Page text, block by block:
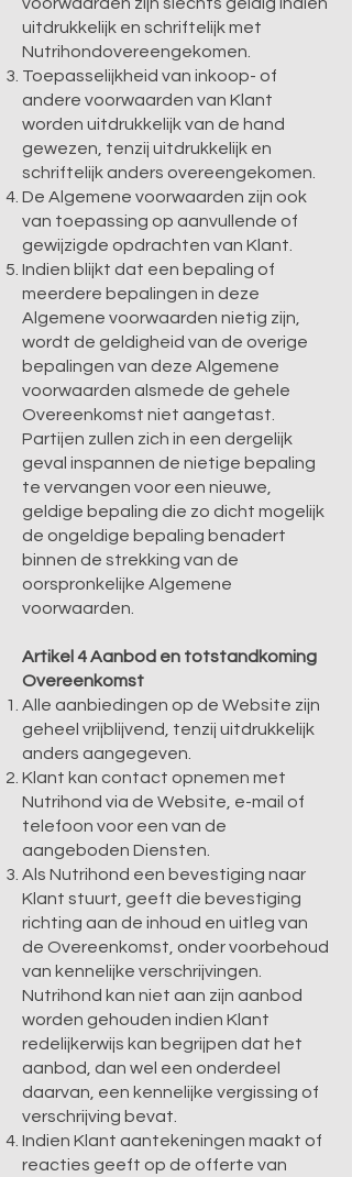
uitdrukkelijk en schriftelijk met
Nutrihondovereengekomen.
Toepasselijkheid van inkoop- of
andere voorwaarden van Klant
worden uitdrukkelijk van de hand
gewezen, tenzij uitdrukkelijk en
schriftelijk anders overeengekomen.
De Algemene voorwaarden zijn ook
van toepassing op aanvullende of
gewijzigde opdrachten van Klant.
Indien blijkt dat een bepaling of
meerdere bepalingen in deze
Algemene voorwaarden nietig zijn,
wordt de geldigheid van de overige
bepalingen van deze Algemene
voorwaarden alsmede de gehele
Overeenkomst niet aangetast.
Partijen zullen zich in een dergelijk
geval inspannen de nietige bepaling
te vervangen voor een nieuwe,
geldige bepaling die zo dicht mogelijk
de ongeldige bepaling benadert
binnen de strekking van de
oorspronkelijke Algemene
voorwaarden.
Artikel 4 Aanbod en totstandkoming
Overeenkomst
Alle aanbiedingen op de Website zijn
geheel vrijblijvend, tenzij uitdrukkelijk
anders aangegeven.
Klant kan contact opnemen met
Nutrihond via de Website, e-mail of
telefoon voor een van de
aangeboden Diensten.
Als Nutrihond een bevestiging naar
Klant stuurt, geeft die bevestiging
richting aan de inhoud en uitleg van
de Overeenkomst, onder voorbehoud
van kennelijke verschrijvingen.
Nutrihond kan niet aan zijn aanbod
worden gehouden indien Klant
redelijkerwijs kan begrijpen dat het
aanbod, dan wel een onderdeel
daarvan, een kennelijke vergissing of
verschrijving bevat.
Indien Klant aantekeningen maakt of
reacties geeft op de offerte van